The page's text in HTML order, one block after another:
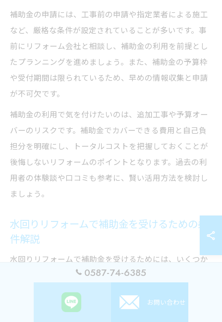
補助金の申請には、工事前の申請や指定業者による施工
など、厳格な条件が設定されていることが多いです。事
前にリフォーム会社と相談し、補助金の利用を前提とし
たプランニングを進めましょう。また、補助金の予算枠
や受付期間は限られているため、早めの情報収集と申請
が不可欠です。
補助金の利用で気を付けたいのは、追加工事や予算オー
バーのリスクです。補助金でカバーできる費用と自己負
担分を明確にし、トータルコストを把握しておくことが
後悔しないリフォームのポイントとなります。過去の利
用者の体験談や口コミも参考に、賢い活用方法を検討し
ましょう。
水回りリフォームで補助金を受けるための条
件解説
水回りリフォームで補助金を受けるためには、いくつか
の共通した条件があります。代表的な条件には、住宅の
築年数や居住要件、工事内容の適合性、申請者が所有者
または居住者であることなどが挙げられます。特に、断
0587-74-6385
お問い合わせ